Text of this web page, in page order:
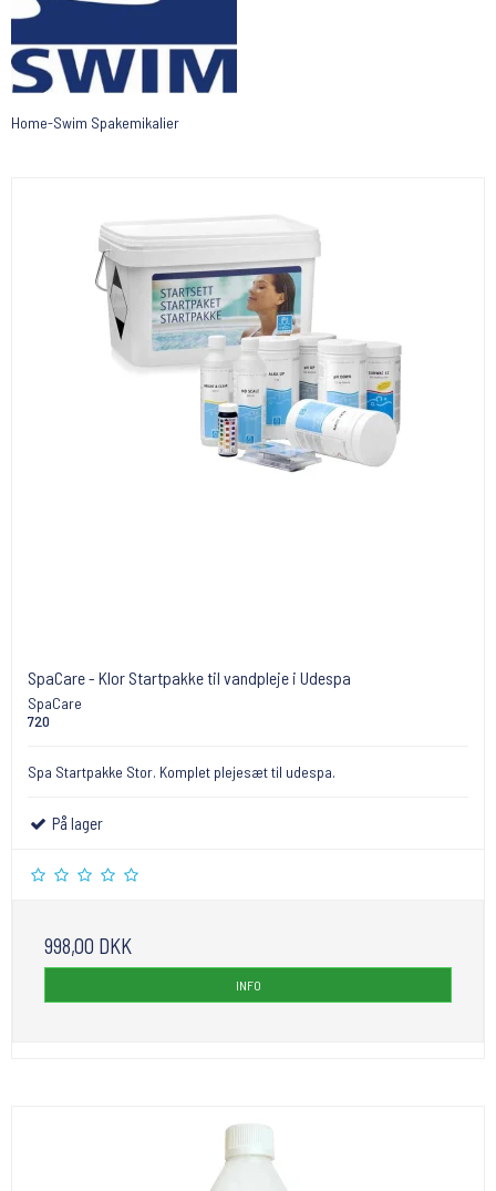
Home-Swim Spakemikalier
SpaCare - Klor Startpakke til vandpleje i Udespa
SpaCare
720
Spa Startpakke Stor. Komplet plejesæt til udespa.
På lager
998,00 DKK
INFO